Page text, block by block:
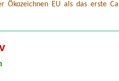
Ökozeichnen EU als das erste